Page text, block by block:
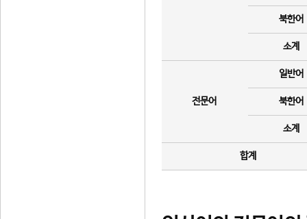
북한어
소계
전문어
일반어
북한어
소계
합계